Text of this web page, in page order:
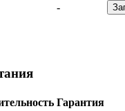
-
Гарантия